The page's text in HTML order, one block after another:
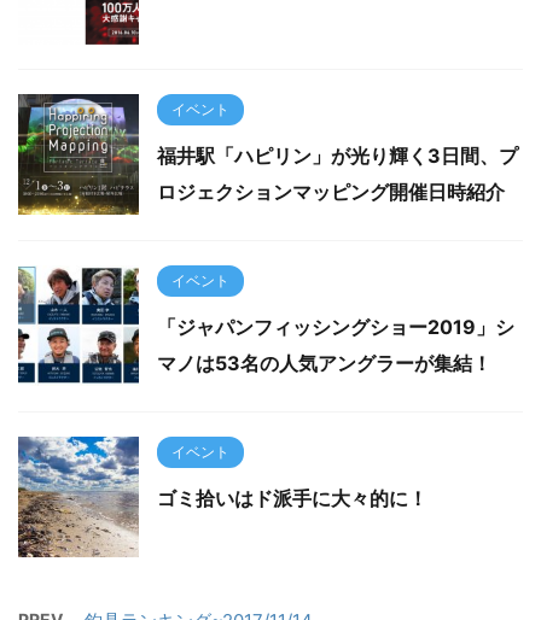
イベント
福井駅「ハピリン」が光り輝く3日間、プ
ロジェクションマッピング開催日時紹介
イベント
「ジャパンフィッシングショー2019」シ
マノは53名の人気アングラーが集結！
イベント
ゴミ拾いはド派手に大々的に！